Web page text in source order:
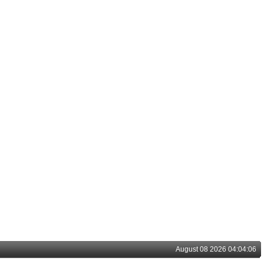
August 08 2026 04:04:06